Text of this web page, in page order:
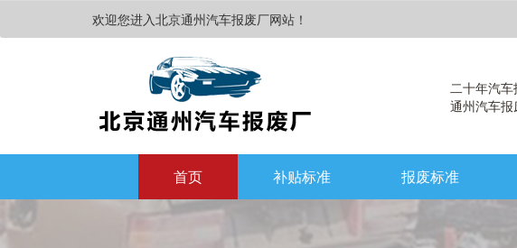
欢迎您进入北京通州汽车报废厂网站！
二十年汽车
通州汽车报
首页 补贴标准 报废标准